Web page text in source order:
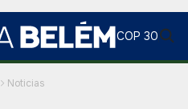
COP 30
Noticias